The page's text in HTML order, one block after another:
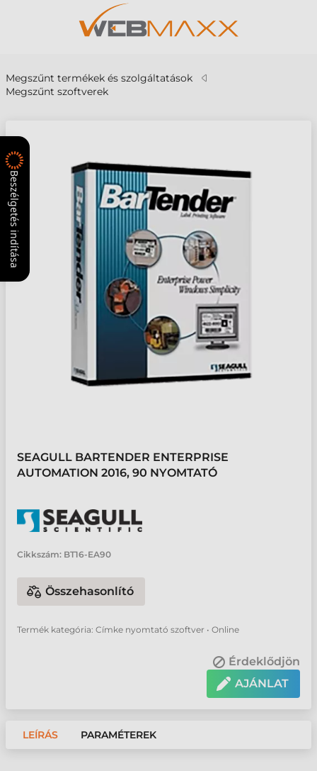
Megszűnt termékek és szolgáltatások
Megszűnt szoftverek
SEAGULL BARTENDER ENTERPRISE
AUTOMATION 2016, 90 NYOMTATÓ
Cikkszám: BT16-EA90
Összehasonlító
Termék kategória: Címke nyomtató szoftver • Online
Érdeklődjön
AJÁNLAT
LEÍRÁS PARAMÉTEREK
Beszélgetés indítása